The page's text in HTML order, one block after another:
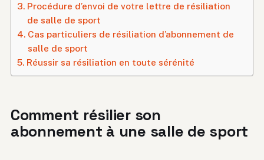
Procédure d’envoi de votre lettre de résiliation
de salle de sport
Cas particuliers de résiliation d’abonnement de
salle de sport
Réussir sa résiliation en toute sérénité
Comment résilier son
abonnement à une salle de sport